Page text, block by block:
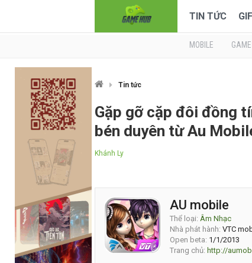
TIN TỨC
MOBILE
Tin tức
Gặp gỡ cặp đôi đồng
bén duyên từ Au
Khánh Ly
AU mobile
Thể loại: Âm Nhạc
Nhà phát hành: VTC
Open beta: 1/1/2013
Trang chủ: http://